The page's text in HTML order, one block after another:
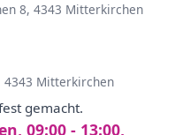
8, 4343 Mitterkirchen
4343 Mitterkirchen
gemacht.
09:00 - 13:00,